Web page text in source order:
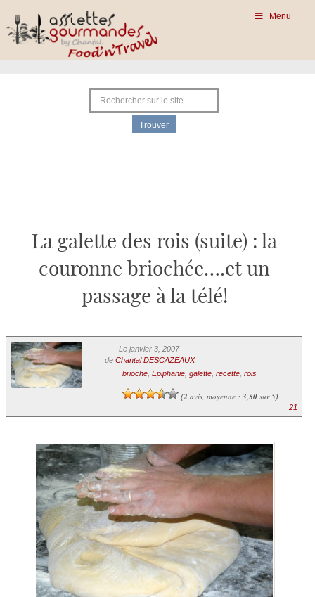
Menu
La galette des rois (suite) : la
couronne briochée….et un
passage à la télé!
Le janvier 3, 2007
de Chantal DESCAZEAUX
brioche, Epiphanie, galette, recette, rois
(2 avis, moyenne : 3,50sur 5)
21